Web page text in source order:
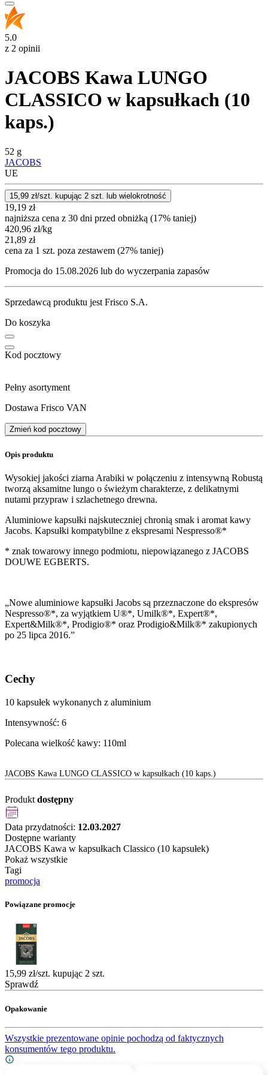
5.0
z 2 opinii
JACOBS Kawa LUNGO
CLASSICO w kapsułkach (10
kaps.)
52 g
JACOBS
UE
15,99 zł/szt. kupując 2 szt. lub wielokrotność
19,19 zł
najniższa cena z 30 dni przed obniżką (17% taniej)
420,96 zł/kg
21,89 zł
cena za 1 szt. poza zestawem (27% taniej)
Promocja do 15.08.2026 lub do wyczerpania zapasów
Sprzedawcą produktu jest Frisco S.A.
Do koszyka
Kod pocztowy
Pełny asortyment
Dostawa Frisco VAN
Zmień kod pocztowy
Opis produktu
Wysokiej jakości ziarna Arabiki w połączeniu z intensywną Robustą
tworzą aksamitne lungo o świeżym charakterze, z delikatnymi
nutami przypraw i szlachetnego drewna.
Aluminiowe kapsułki najskuteczniej chronią smak i aromat kawy
Jacobs. Kapsułki kompatybilne z ekspresami Nespresso®*
* znak towarowy innego podmiotu, niepowiązanego z JACOBS
DOUWE EGBERTS.
„Nowe aluminiowe kapsułki Jacobs są przeznaczone do ekspresów
Nespresso®*, za wyjątkiem U®*, Umilk®*, Expert®*,
Expert&Milk®*, Prodigio®* oraz Prodigio&Milk®* zakupionych
po 25 lipca 2016.”
Cechy
10 kapsułek wykonanych z aluminium
Intensywność: 6
Polecana wielkość kawy: 110ml
JACOBS Kawa LUNGO CLASSICO w kapsułkach (10 kaps.)
Produkt dostępny
Data przydatności: 12.03.2027
Dostępne warianty
JACOBS Kawa w kapsułkach Classico (10 kapsułek)
Pokaż wszystkie
Tagi
promocja
Powiązane promocje
15,99 zł/szt. kupując 2 szt.
Sprawdź
Opakowanie
Wszystkie prezentowane opinie pochodzą od faktycznych
konsumentów tego produktu.